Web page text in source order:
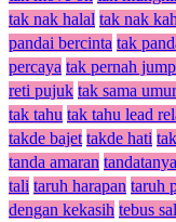
tak nak halal tak nak
pandai bercinta tak
percaya tak pernah
reti pujuk tak sama umur
tak tahu tak tahu lead
takde bajet takde hati
tanda amaran tandatanya
tali taruh harapan taruh
dengan kekasih tebus